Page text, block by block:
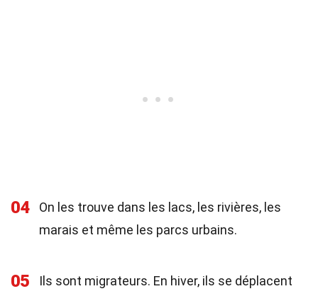
04
On les trouve dans les lacs, les rivières, les
marais et même les parcs urbains.
05
Ils sont migrateurs. En hiver, ils se déplacent